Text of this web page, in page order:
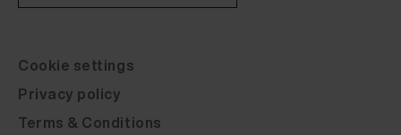
Cookie settings
Privacy policy
Terms & Conditions